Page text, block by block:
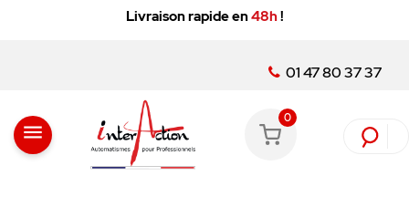
Livraison rapide en48h!
01 47 80 37 37
menu
0